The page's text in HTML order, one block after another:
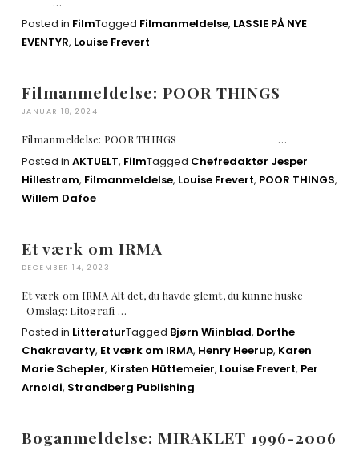
Posted in FilmTagged Filmanmeldelse, LASSIE PÅ NYE
EVENTYR, Louise Frevert
Filmanmeldelse: POOR THINGS
JANUAR 18, 2024
Filmanmeldelse: POOR THINGS …
Posted in AKTUELT, FilmTagged Chefredaktør Jesper
Hillestrøm, Filmanmeldelse, Louise Frevert, POOR THINGS,
Willem Dafoe
Et værk om IRMA
DECEMBER 14, 2023
Et værk om IRMA Alt det, du havde glemt, du kunne huske
Omslag: Litografi …
Posted in LitteraturTagged Bjørn Wiinblad, Dorthe
Chakravarty, Et værk om IRMA, Henry Heerup, Karen
Marie Schepler, Kirsten Hüttemeier, Louise Frevert, Per
Arnoldi, Strandberg Publishing
Boganmeldelse: MIRAKLET 1996-2006